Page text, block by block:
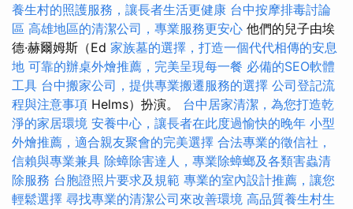
養生村的照護服務，讓長者生活更健康 台中按摩排毒討論
區 高雄地區的清潔公司，專業服務更安心 他們的兒子由埃
德·赫爾姆斯（Ed 家族墓的選擇，打造一個代代相傳的安息
地 可靠的辦桌外燴推薦，完美呈現每一餐 必備的SEO軟體
工具 台中搬家公司，提供專業搬遷服務的選擇 公司登記流
程與注意事項 Helms）扮演。 台中居家清潔，為您打造乾
淨的家居環境 安養中心，讓長者在此度過愉快的晚年 小型
外燴推薦，適合親友聚會的完美選擇 合法專業的徵信社，
信賴與專業兼具 除蟑除害達人，專業除蟑螂及各類害蟲清
除服務 台胞證照片要求及規範 專業的室內設計推薦，讓您
輕鬆選擇 尋找專業的清潔公司來改善環境 高品質養生村生